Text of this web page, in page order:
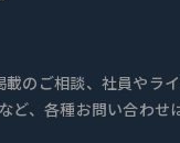
のご相談、社員やラ
ど、各種お問い合わせ